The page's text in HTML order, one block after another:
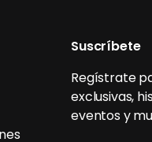
Suscríbete
Regístrate
exclusivas,
eventos y